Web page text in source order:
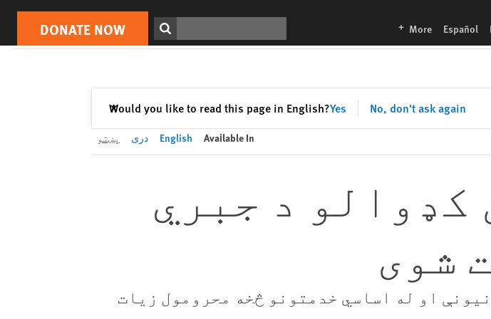
Español
More
languages
DONATE NOW
Would you like to read this page in English?Yes No, don't ask again
✕Close
Print
DONATE NOW
Available In
English دری پښتو
کډوالو د جبري
شوی
او له اساسي خدمتونو څخه محرومول زیات